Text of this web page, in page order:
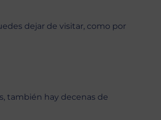
dejar de visitar, como por
también hay decenas de